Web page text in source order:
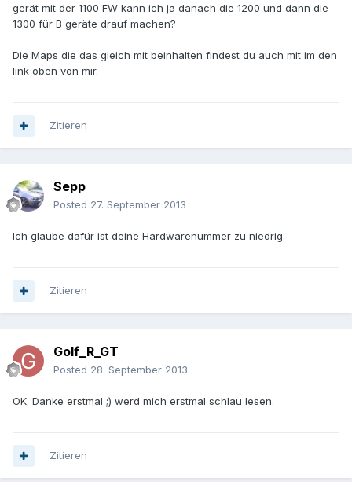
gerät mit der 1100 FW kann ich ja danach die 1200 und dann die
1300 für B geräte drauf machen?
Die Maps die das gleich mit beinhalten findest du auch mit im den
link oben von mir.
Zitieren
Sepp
Posted 27. September 2013
Ich glaube dafür ist deine Hardwarenummer zu niedrig.
Zitieren
Golf_R_GT
Posted 28. September 2013
OK. Danke erstmal ;) werd mich erstmal schlau lesen.
Zitieren